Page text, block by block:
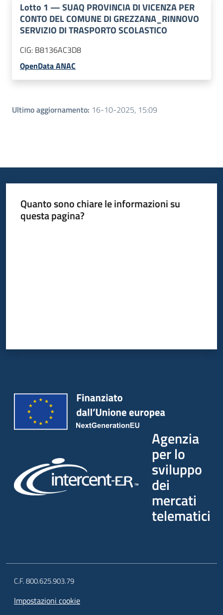
Lotto 1 —SUAQ PROVINCIA DI VICENZA PER
CONTO DEL COMUNE DI GREZZANA_RINNOVO
SERVIZIO DI TRASPORTO SCOLASTICO
CIG: B8136AC3D8
OpenData ANAC
Ultimo aggiornamento: 16-10-2025, 15:09
Quanto sono chiare le informazioni su
questa pagina?
Agenzia
per lo
sviluppo
dei
mercati
telematici
C.F. 800.625.903.79
Impostazioni cookie